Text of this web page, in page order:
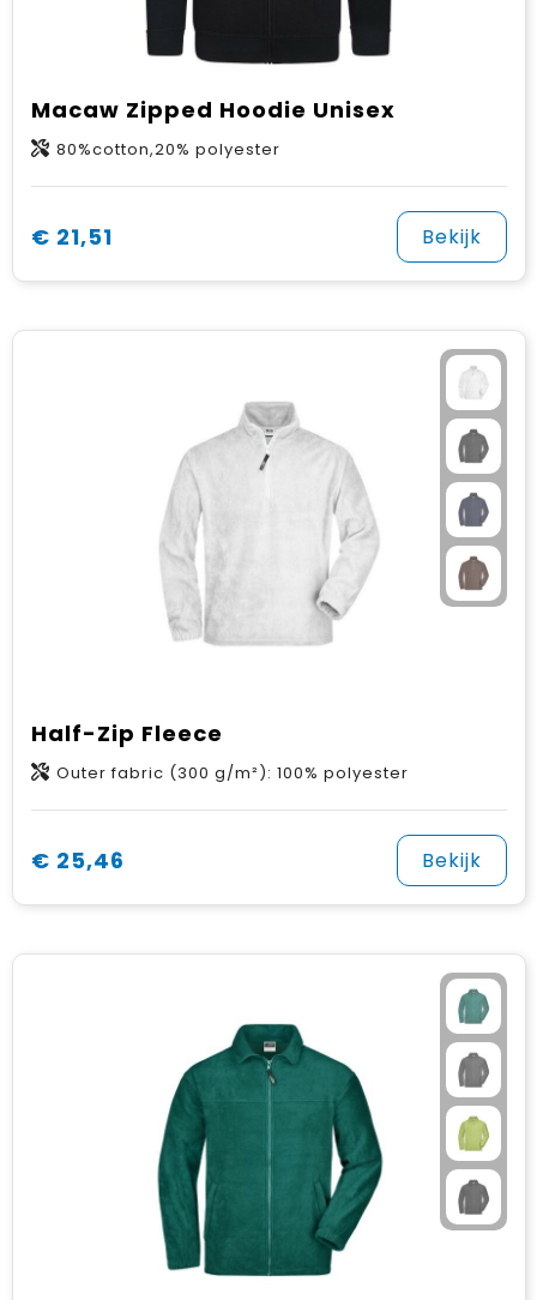
Macaw Zipped Hoodie Unisex
80%cotton,20% polyester
€ 21,51 Bekijk
Half-Zip Fleece
Outer fabric (300 g/m²): 100% polyester
€ 25,46 Bekijk